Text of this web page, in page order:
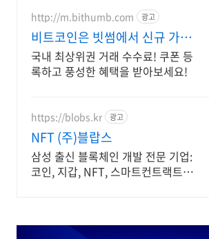
http://m.bithumb.com 광고
비트코인은 빗썸에서 신규 가입
시 5만원 혜택
국내 최상위권 거래 수수료! 쿠폰 등
록하고 풍성한 혜택을 받아보세요!
https://blobs.kr 광고
NFT (주)블랍스
삼성 출신 블록체인 개발 전문 기업:
코인, 지갑, NFT, 스마트컨트랙트